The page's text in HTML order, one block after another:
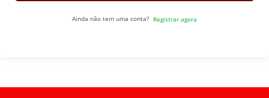
Ainda não tem uma conta? Registrar agora